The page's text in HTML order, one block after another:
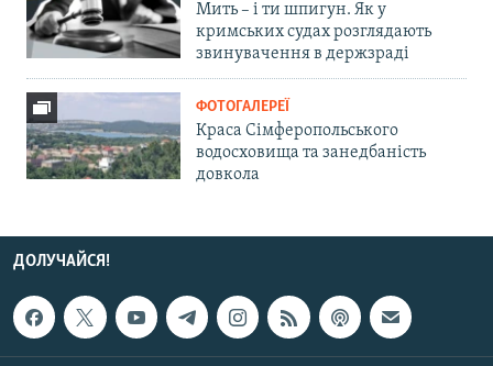
Мить – і ти шпигун. Як у
кримських судах розглядають
звинувачення в держзраді
ФОТОГАЛЕРЕЇ
Краса Сімферопольського
водосховища та занедбаність
довкола
ДОЛУЧАЙСЯ!